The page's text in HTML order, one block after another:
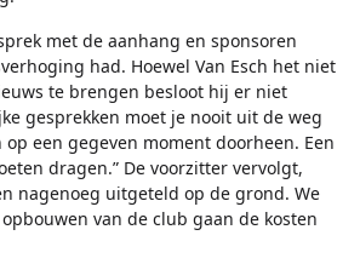
met de aanhang en sponsoren
had. Hoewel Van Esch het niet
te brengen besloot hij er niet
gesprekken moet je nooit uit de weg
een gegeven moment doorheen. Een
dragen.” De voorzitter vervolgt,
nagenoeg uitgeteld op de grond. We
van de club gaan de kosten